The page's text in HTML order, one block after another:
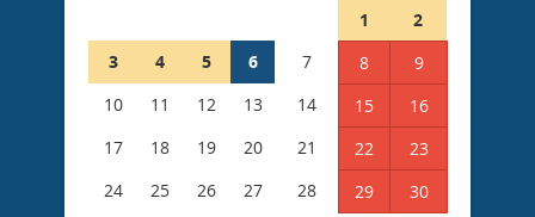
1
2
3
4 5 6 7 8
9
10
11 12 13 14 15
16
17
18 19 20 21 22
23
24
25 26 27 28 29
30